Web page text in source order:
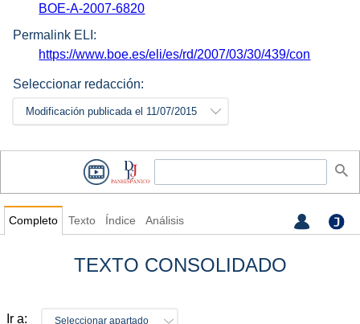
BOE-A-2007-6820
Permalink ELI:
https://www.boe.es/eli/es/rd/2007/03/30/439/con
Seleccionar redacción:
Modificación publicada el 11/07/2015
Completo Texto Índice Análisis
TEXTO CONSOLIDADO
Ir a: Seleccionar apartado